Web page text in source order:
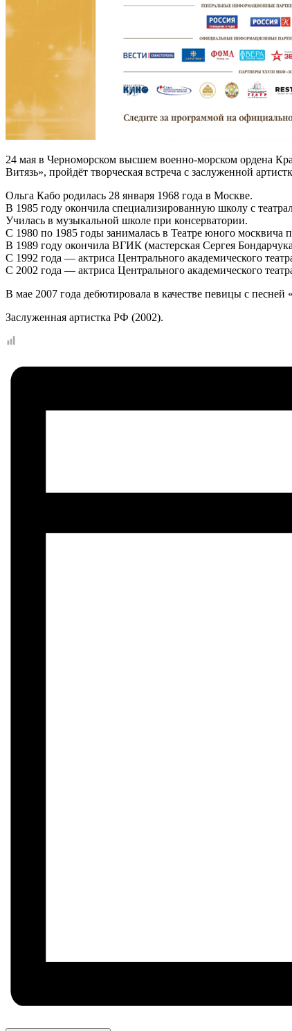
24 мая в Черноморском высшем военно-морском ордена
Витязь», пройдёт творческая встреча с заслуженной
Ольга Кабо родилась 28 января 1968 года в Москве.
В 1985 году окончила специализированную школу с
Училась в музыкальной школе при консерватории.
С 1980 по 1985 годы занималась в Театре юного москвича
В 1989 году окончила ВГИК (мастерская Сергея
С 1992 года — актриса Центрального академического
С 2002 года — актриса Центрального академического
В мае 2007 года дебютировала в качестве певицы с
Заслуженная артистка РФ (2002).